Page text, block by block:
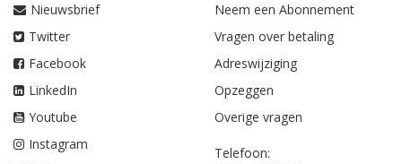
Nieuwsbrief
Twitter
Facebook
LinkedIn
Youtube
Instagram
Neem een Abonnement
Vragen over betaling
Adreswijziging
Opzeggen
Overige vragen
Telefoon: